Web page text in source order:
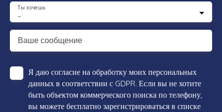
-
Ты хочешь
Ваше сообщение
Я даю согласие на обработку моих персональных
данных в соответствии с GDPR. Если вы не хотите
быть объектом коммерческого поиска по телефону,
вы можете бесплатно зарегистрироваться в списке